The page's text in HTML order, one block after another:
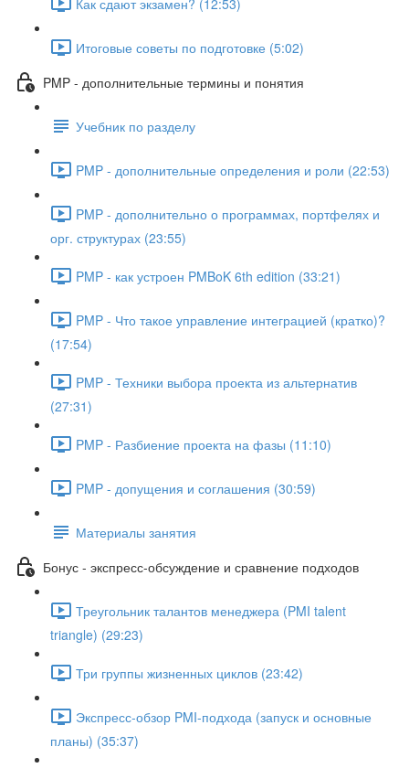
Итоговые советы по подготовке (5:02)
PMP - дополнительные термины и понятия
Учебник по разделу
PMP - дополнительные определения и роли (22:53)
PMP - дополнительно о программах, портфелях и
орг. структурах (23:55)
PMP - как устроен PMBoK 6th edition (33:21)
PMP - Что такое управление интеграцией (кратко)?
(17:54)
PMP - Техники выбора проекта из альтернатив
(27:31)
PMP - Разбиение проекта на фазы (11:10)
PMP - допущения и соглашения (30:59)
Материалы занятия
Бонус - экспресс-обсуждение и сравнение подходов
Треугольник талантов менеджера (PMI talent
triangle) (29:23)
Три группы жизненных циклов (23:42)
Экспресс-обзор PMI-подхода (запуск и основные
планы) (35:37)